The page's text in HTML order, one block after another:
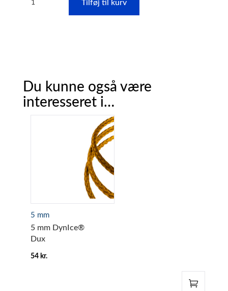
Tilføj til kurv
Du kunne også være
interesseret i…
5 mm
5 mm DynIce®
Dux
54 kr.